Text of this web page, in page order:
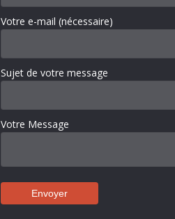
Votre e-mail (nécessaire)
Sujet de votre message
Votre Message